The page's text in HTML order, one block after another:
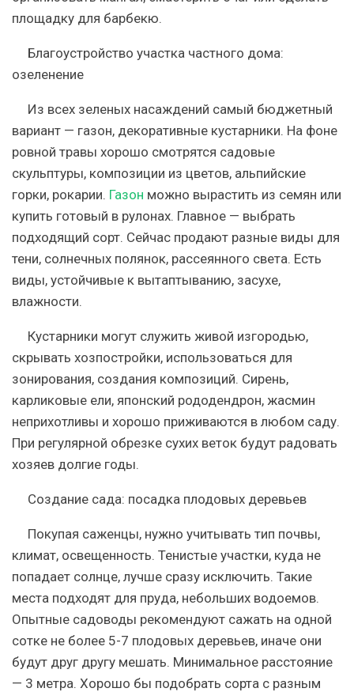
площадку для барбекю.
Благоустройство участка частного дома:
озеленение
Из всех зеленых насаждений самый бюджетный
вариант — газон, декоративные кустарники. На фоне
ровной травы хорошо смотрятся садовые
скульптуры, композиции из цветов, альпийские
горки, рокарии. Газон можно вырастить из семян или
купить готовый в рулонах. Главное — выбрать
подходящий сорт. Сейчас продают разные виды для
тени, солнечных полянок, рассеянного света. Есть
виды, устойчивые к вытаптыванию, засухе,
влажности.
Кустарники могут служить живой изгородью,
скрывать хозпостройки, использоваться для
зонирования, создания композиций. Сирень,
карликовые ели, японский рододендрон, жасмин
неприхотливы и хорошо приживаются в любом саду.
При регулярной обрезке сухих веток будут радовать
хозяев долгие годы.
Создание сада: посадка плодовых деревьев
Покупая саженцы, нужно учитывать тип почвы,
климат, освещенность. Тенистые участки, куда не
попадает солнце, лучше сразу исключить. Такие
места подходят для пруда, небольших водоемов.
Опытные садоводы рекомендуют сажать на одной
сотке не более 5-7 плодовых деревьев, иначе они
будут друг другу мешать. Минимальное расстояние
— 3 метра. Хорошо бы подобрать сорта с разным